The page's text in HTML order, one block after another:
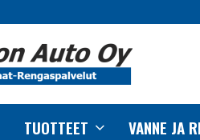
TUOTTEET VANNE JA